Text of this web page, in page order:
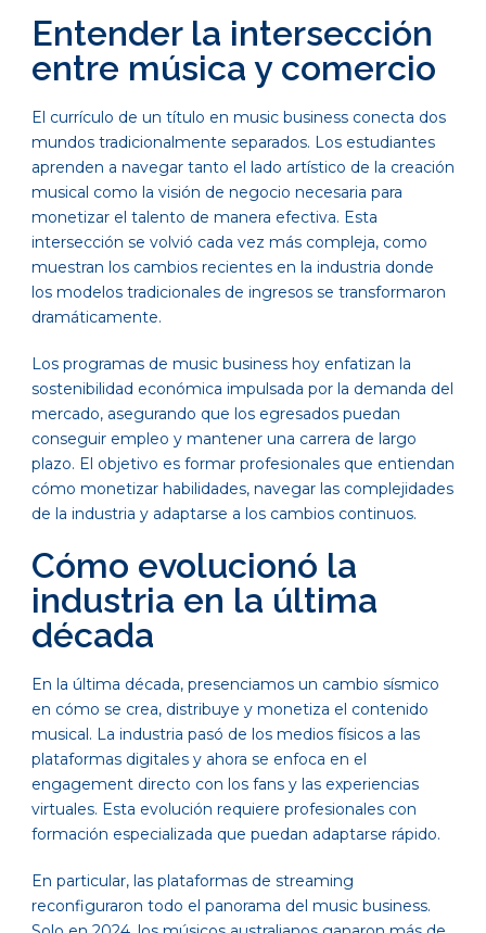
Entender la intersección
entre música y comercio
El currículo de un título en music business conecta dos
mundos tradicionalmente separados. Los estudiantes
aprenden a navegar tanto el lado artístico de la creación
musical como la visión de negocio necesaria para
monetizar el talento de manera efectiva. Esta
intersección se volvió cada vez más compleja, como
muestran los cambios recientes en la industria donde
los modelos tradicionales de ingresos se transformaron
dramáticamente.
Los programas de music business hoy enfatizan la
sostenibilidad económica impulsada por la demanda del
mercado, asegurando que los egresados puedan
conseguir empleo y mantener una carrera de largo
plazo. El objetivo es formar profesionales que entiendan
cómo monetizar habilidades, navegar las complejidades
de la industria y adaptarse a los cambios continuos.
Cómo evolucionó la
industria en la última
década
En la última década, presenciamos un cambio sísmico
en cómo se crea, distribuye y monetiza el contenido
musical. La industria pasó de los medios físicos a las
plataformas digitales y ahora se enfoca en el
engagement directo con los fans y las experiencias
virtuales. Esta evolución requiere profesionales con
formación especializada que puedan adaptarse rápido.
En particular, las plataformas de streaming
reconfiguraron todo el panorama del music business.